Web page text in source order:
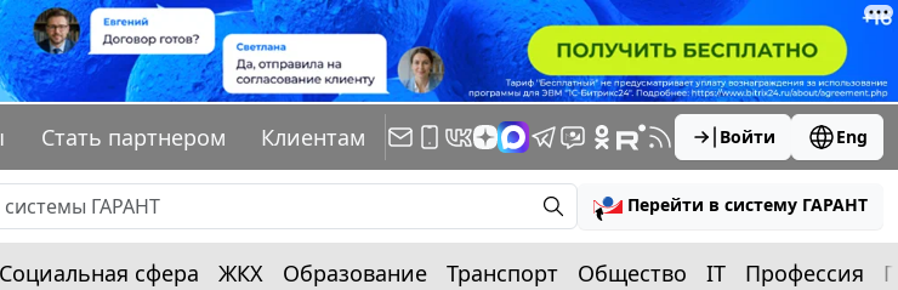
Стать партнером Клиентам Войти Eng
Перейти в систему ГАРАНТ
Социальная сфера ЖКХ Образование Транспорт Общество IT Профессия